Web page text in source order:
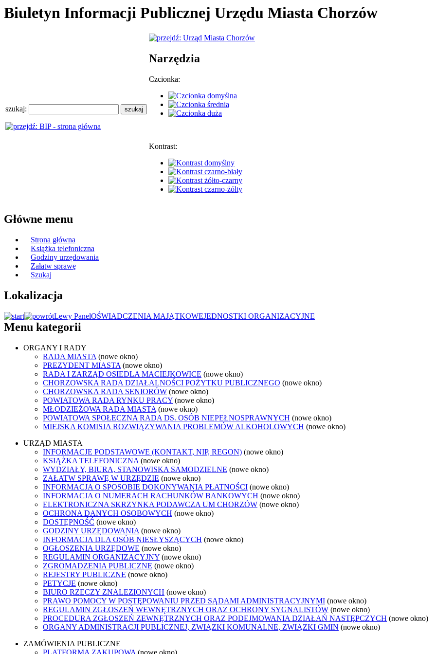
Biuletyn Informacji Publicznej Urzędu Miasta Chorzów
szukaj:
Narzędzia
Czcionka:
Kontrast:
Główne menu
Strona główna
Książka telefoniczna
Godziny urzędowania
Załatw sprawę
Szukaj
Lokalizacja
Lewy PanelOŚWIADCZENIA MAJĄTKOWEJEDNOSTKI ORGANIZACYJNE
Menu kategorii
ORGANY I RADY
RADA MIASTA (nowe okno)
PREZYDENT MIASTA (nowe okno)
RADA I ZARZĄD OSIEDLA MACIEJKOWICE (nowe okno)
CHORZOWSKA RADA DZIAŁALNOŚCI POŻYTKU PUBLICZNEGO (nowe okno)
CHORZOWSKA RADA SENIORÓW (nowe okno)
POWIATOWA RADA RYNKU PRACY (nowe okno)
MŁODZIEŻOWA RADA MIASTA (nowe okno)
POWIATOWA SPOŁECZNA RADA DS. OSÓB NIEPEŁNOSPRAWNYCH (nowe okno)
MIEJSKA KOMISJA ROZWIĄZYWANIA PROBLEMÓW ALKOHOLOWYCH (nowe okno)
URZĄD MIASTA
INFORMACJE PODSTAWOWE (KONTAKT, NIP, REGON) (nowe okno)
KSIĄŻKA TELEFONICZNA (nowe okno)
WYDZIAŁY, BIURA, STANOWISKA SAMODZIELNE (nowe okno)
ZAŁATW SPRAWĘ W URZĘDZIE (nowe okno)
INFORMACJA O SPOSOBIE DOKONYWANIA PŁATNOŚCI (nowe okno)
INFORMACJA O NUMERACH RACHUNKÓW BANKOWYCH (nowe okno)
ELEKTRONICZNA SKRZYNKA PODAWCZA UM CHORZÓW (nowe okno)
OCHRONA DANYCH OSOBOWYCH (nowe okno)
DOSTĘPNOŚĆ (nowe okno)
GODZINY URZĘDOWANIA (nowe okno)
INFORMACJA DLA OSÓB NIESŁYSZĄCYCH (nowe okno)
OGŁOSZENIA URZĘDOWE (nowe okno)
REGULAMIN ORGANIZACYJNY (nowe okno)
ZGROMADZENIA PUBLICZNE (nowe okno)
REJESTRY PUBLICZNE (nowe okno)
PETYCJE (nowe okno)
BIURO RZECZY ZNALEZIONYCH (nowe okno)
PRAWO POMOCY W POSTĘPOWANIU PRZED SĄDAMI ADMINISTRACYJNYMI (nowe okno)
REGULAMIN ZGŁOSZEŃ WEWNĘTRZNYCH ORAZ OCHRONY SYGNALISTÓW (nowe okno)
PROCEDURA ZGŁOSZEŃ ZEWNĘTRZNYCH ORAZ PODEJMOWANIA DZIAŁAŃ NASTĘPCZYCH (nowe okno)
ORGANY ADMINISTRACJI PUBLICZNEJ, ZWIĄZKI KOMUNALNE, ZWIĄZKI GMIN (nowe okno)
ZAMÓWIENIA PUBLICZNE
PLATFORMA ZAKUPOWA (nowe okno)